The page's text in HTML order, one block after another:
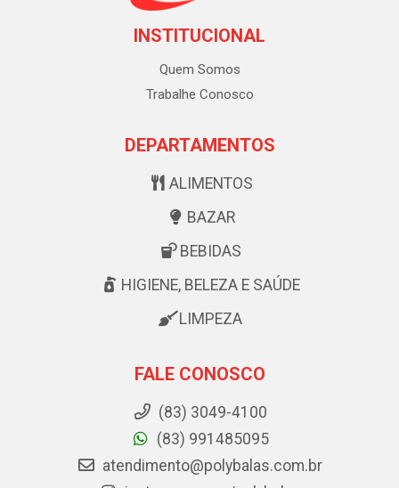
INSTITUCIONAL
Quem Somos
Trabalhe Conosco
DEPARTAMENTOS
ALIMENTOS
BAZAR
BEBIDAS
HIGIENE, BELEZA E SAÚDE
LIMPEZA
FALE CONOSCO
(83) 3049-4100
(83) 991485095
atendimento@polybalas.com.br